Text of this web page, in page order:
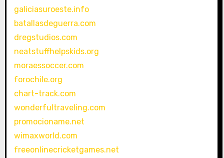
galiciasuroeste.info
batallasdeguerra.com
dregstudios.com
neatstuffhelpskids.org
moraessoccer.com
forochile.org
chart-track.com
wonderfultraveling.com
promocioname.net
wimaxworld.com
freeonlinecricketgames.net